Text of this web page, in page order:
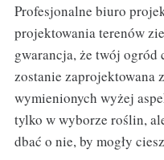
Profesjonalne biuro
projektowania terenów
gwarancja, że twój
zostanie zaprojektowana
wymienionych wyżej
tylko w wyborze roślin,
dbać o nie, by mogły